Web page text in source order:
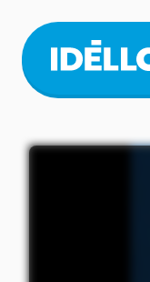
main
content